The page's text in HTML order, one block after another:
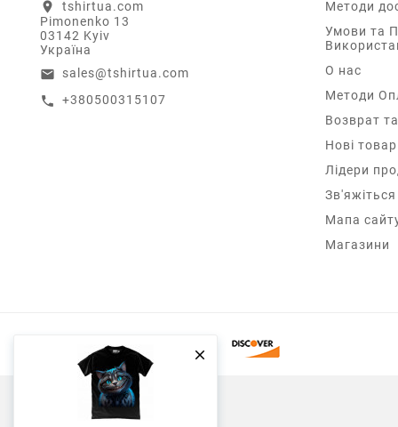

location_on
tshirtua.com
Pimonenko 13
03142 Kyiv
Україна
email sales@tshirtua.com
call +380500315107
Методи
Умови та
О нас
Методи
Возврат
Нові
Лідери
Мапа
Магазини